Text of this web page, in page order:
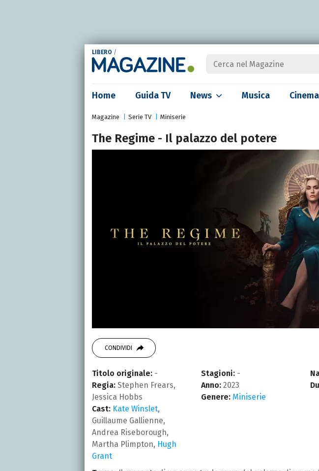
LIBERO /
Home Guida TV News Musica Cinema
Magazine Serie TV Miniserie
The Regime - Il palazzo del potere
CONDIVIDI
Titolo originale: -
Regia: Stephen Frears,
Jessica Hobbs
Cast: Kate Winslet,
Guillaume Gallienne,
Andrea Riseborough,
Martha Plimpton, Hugh
Grant
Stagioni: -
Anno: 2023
Genere: Miniserie